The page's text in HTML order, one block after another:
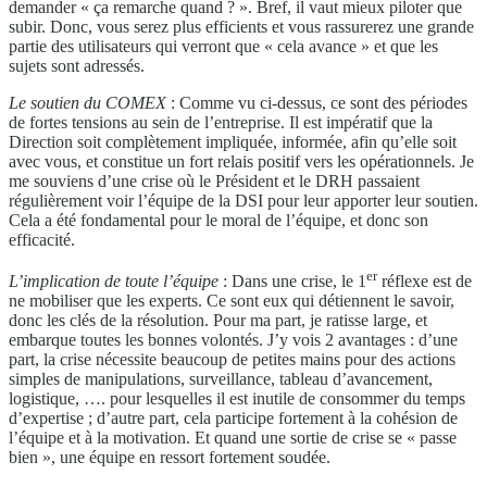
demander « ça remarche quand ? ». Bref, il vaut mieux piloter que
subir. Donc, vous serez plus efficients et vous rassurerez une grande
partie des utilisateurs qui verront que « cela avance » et que les
sujets sont adressés.
Le soutien du COMEX : Comme vu ci-dessus, ce sont des périodes
de fortes tensions au sein de l’entreprise. Il est impératif que la
Direction soit complètement impliquée, informée, afin qu’elle soit
avec vous, et constitue un fort relais positif vers les opérationnels. Je
me souviens d’une crise où le Président et le DRH passaient
régulièrement voir l’équipe de la DSI pour leur apporter leur soutien.
Cela a été fondamental pour le moral de l’équipe, et donc son
efficacité.
L’implication de toute l’équipe : Dans une crise, le 1 erréflexe est de
ne mobiliser que les experts. Ce sont eux qui détiennent le savoir,
donc les clés de la résolution. Pour ma part, je ratisse large, et
embarque toutes les bonnes volontés. J’y vois 2 avantages : d’une
part, la crise nécessite beaucoup de petites mains pour des actions
simples de manipulations, surveillance, tableau d’avancement,
logistique, …. pour lesquelles il est inutile de consommer du temps
d’expertise ; d’autre part, cela participe fortement à la cohésion de
l’équipe et à la motivation. Et quand une sortie de crise se « passe
bien », une équipe en ressort fortement soudée.